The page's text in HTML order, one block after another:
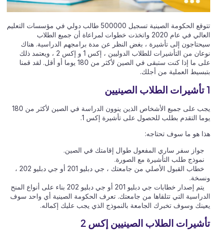
تتوقع الحكومة الصينية تسجيل 500000 طالب دولي في مؤسسات التعليم
العالي في عام 2020 واتخذت خطوات لمراعاة أن جميع الطلاب
سيحتاجون إلى تأشيرة ، بغض النظر عن مدة برامجهم الدراسية. هناك
نوعان من التأشيرات للطلاب الدوليين ، إكس 1 و إكس 2 ، ويعتمد ذلك
على ما إذا كنت ستبقى في الصين لأكثر من 180 يوما أو أقل. لقد قمنا
بتبسيط العملية من أجلك.
1 تأشيرات الطلاب الصينيين
يجب على جميع الأشخاص الذين ينوون الدراسة في الصين لأكثر من 180
يوما التقدم بطلب للحصول على تأشيرة إكس 1.
هذا هو ما سوف تحتاجه:
جواز سفر ساري المفعول طوال إقامتك في الصين.
نموذج طلب التأشيرة مع الصورة.
خطاب القبول الأصلي من جامعتك ، جي دبليو 201 أو جي دبليو 202 ،
ونسخة.
يتم إصدار خطابات جي دبليو 201 أو جي دبليو 202 بناء على أنواع المنح
الدراسية التي تتلقاها من جامعتك. تعرف الحكومة الصينية أي واحد سوف
يعينك وسوف تخبرك الجامعة بالنموذج الذي يجب عليك إكماله.
تأشيرات الطلاب الصينيين إكس 2